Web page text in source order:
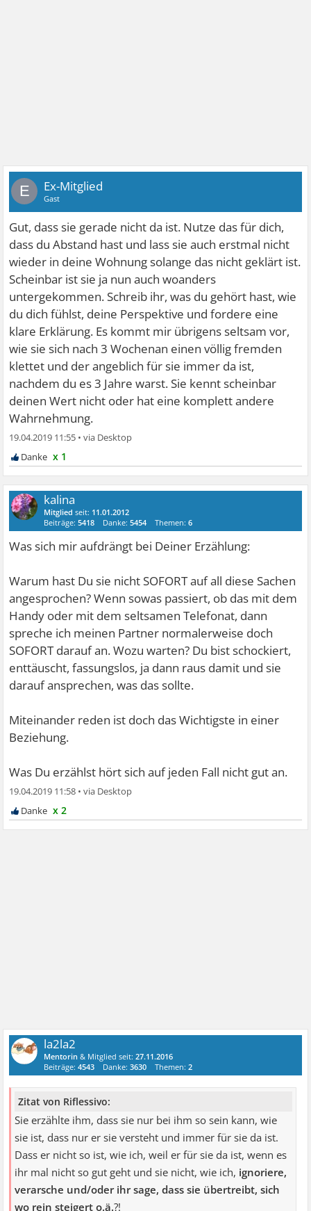
E Ex-Mitglied
Gast
Gut, dass sie gerade nicht da ist. Nutze das für dich,
dass du Abstand hast und lass sie auch erstmal nicht
wieder in deine Wohnung solange das nicht geklärt ist.
Scheinbar ist sie ja nun auch woanders
untergekommen. Schreib ihr, was du gehört hast, wie
du dich fühlst, deine Perspektive und fordere eine
klare Erklärung. Es kommt mir übrigens seltsam vor,
wie sie sich nach 3 Wochenan einen völlig fremden
klettet und der angeblich für sie immer da ist,
nachdem du es 3 Jahre warst. Sie kennt scheinbar
deinen Wert nicht oder hat eine komplett andere
Wahrnehmung.
19.04.2019 11:55 •
x 1
kalina
Mitglied seit: 11.01.2012
Beiträge:5418 Danke:5454 Themen:6
Was sich mir aufdrängt bei Deiner Erzählung:
Warum hast Du sie nicht SOFORT auf all diese Sachen
angesprochen? Wenn sowas passiert, ob das mit dem
Handy oder mit dem seltsamen Telefonat, dann
spreche ich meinen Partner normalerweise doch
SOFORT darauf an. Wozu warten? Du bist schockiert,
enttäuscht, fassungslos, ja dann raus damit und sie
darauf ansprechen, was das sollte.
Miteinander reden ist doch das Wichtigste in einer
Beziehung.
Was Du erzählst hört sich auf jeden Fall nicht gut an.
19.04.2019 11:58 •
x 2
la2la2
Mentorin & Mitglied seit:27.11.2016
Beiträge:4543 Danke:3630 Themen:2
Zitat von Riflessivo:
Sie erzählte ihm, dass sie nur bei ihm so sein kann, wie
sie ist, dass nur er sie versteht und immer für sie da ist.
Dass er nicht so ist, wie ich, weil er für sie da ist, wenn es
ihr mal nicht so gut geht und sie nicht, wie ich, ignoriere,
verarsche und/oder ihr sage, dass sie übertreibt, sich
wo rein steigert o.ä.?!